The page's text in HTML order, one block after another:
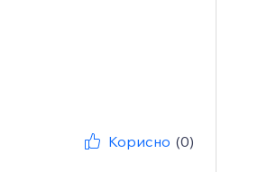
Корисно (0)